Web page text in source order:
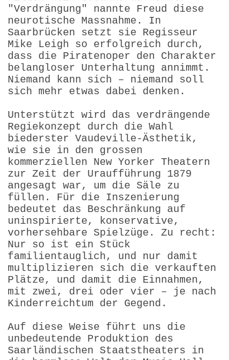
"Verdrängung" nannte Freud diese
neurotische Massnahme. In
Saarbrücken setzt sie Regisseur
Mike Leigh so erfolgreich durch,
dass die Piratenoper den Charakter
belangloser Unterhaltung annimmt.
Niemand kann sich – niemand soll
sich mehr etwas dabei denken.
Unterstützt wird das verdrängende
Regiekonzept durch die Wahl
biederster Vaudeville-Ästhetik,
wie sie in den grossen
kommerziellen New Yorker Theatern
zur Zeit der Uraufführung 1879
angesagt war, um die Säle zu
füllen. Für die Inszenierung
bedeutet das Beschränkung auf
uninspirierte, konservative,
vorhersehbare Spielzüge. Zu recht:
Nur so ist ein Stück
familientauglich, und nur damit
multiplizieren sich die verkauften
Plätze, und damit die Einnahmen,
mit zwei, drei oder vier – je nach
Kinderreichtum der Gegend.
Auf diese Weise führt uns die
unbedeutende Produktion des
Saarländischen Staatstheaters in